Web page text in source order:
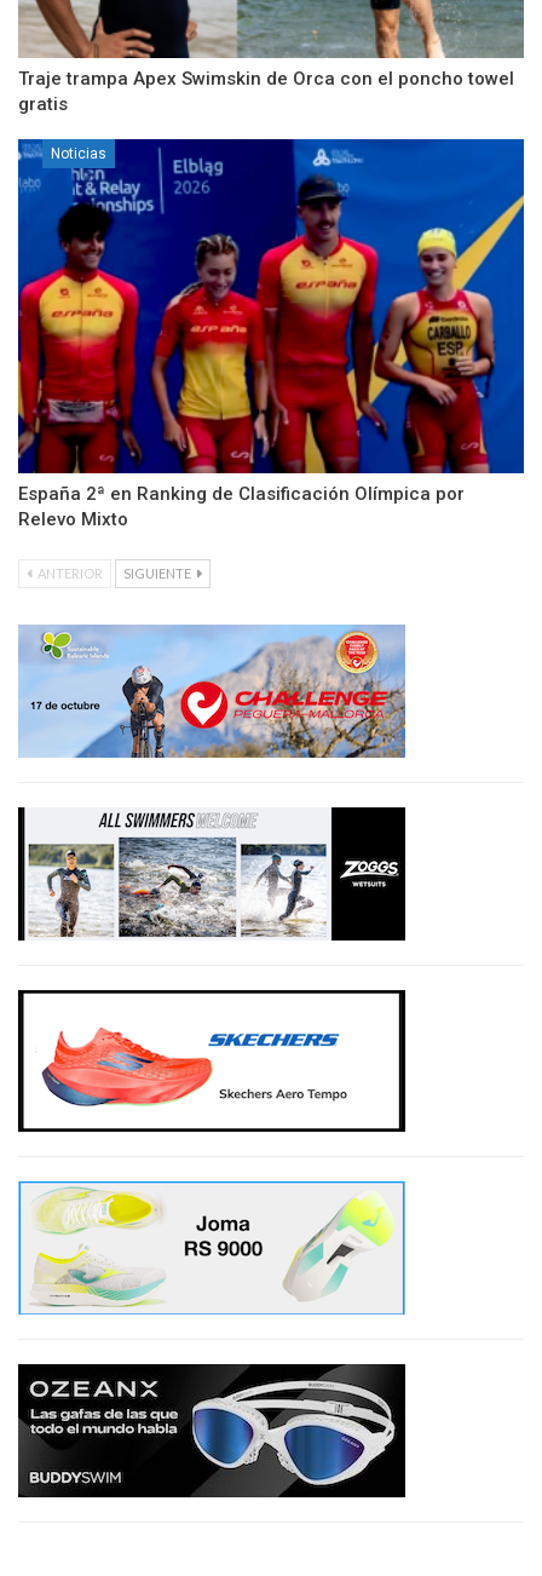
Traje trampa Apex Swimskin de Orca con el poncho towel
gratis
Noticias
España 2ª en Ranking de Clasificación Olímpica por
Relevo Mixto
ANTERIOR SIGUIENTE